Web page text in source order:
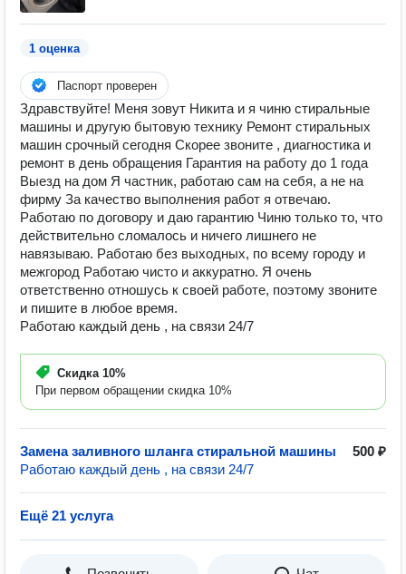
1 оценка
Паспорт проверен
Здравствуйте! Меня зовут Никита и я чиню стиральные
машины и другую бытовую технику Ремонт стиральных
машин срочный сегодня Скорее звоните , диагностика и
ремонт в день обращения Гарантия на работу до 1 года
Выезд на дом Я частник, работаю сам на себя, а не на
фирму За качество выполнения работ я отвечаю.
Работаю по договору и даю гарантию Чиню только то, что
действительно сломалось и ничего лишнего не
навязываю. Работаю без выходных, по всему городу и
межгород Работаю чисто и аккуратно. Я очень
ответственно отношусь к своей работе, поэтому звоните
и пишите в любое время.
Работаю каждый день , на связи 24/7
Скидка 10%
При первом обращении скидка 10%
Замена заливного шланга стиральной машины
500 ₽
Работаю каждый день , на связи 24/7
Ещё 21 услуга